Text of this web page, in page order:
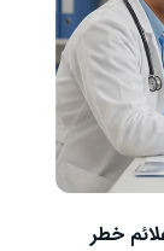
خطر